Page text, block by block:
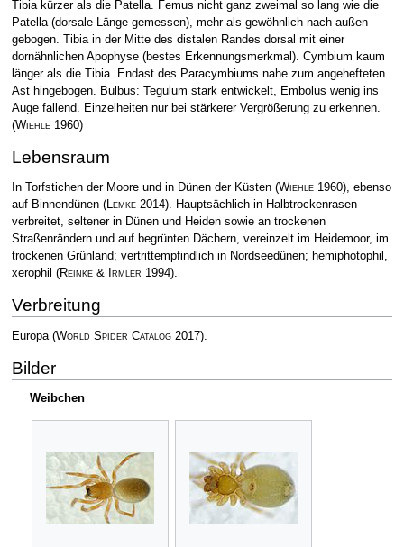
Tibia kürzer als die Patella. Femus nicht ganz zweimal so lang wie die
Patella (dorsale Länge gemessen), mehr als gewöhnlich nach außen
gebogen. Tibia in der Mitte des distalen Randes dorsal mit einer
dornähnlichen Apophyse (bestes Erkennungsmerkmal). Cymbium kaum
länger als die Tibia. End­ast des Paracymbiums nahe zum angehefteten
Ast hingebogen. Bulbus: Tegulum stark entwickelt, Embolus wenig ins
Auge fallend. Einzelheiten nur bei stärkerer Vergrößerung zu erkennen.
(Wiehle1960)
Lebensraum
In Torfstichen der Moore und in Dünen der Küsten (Wiehle1960), ebenso
auf Binnendünen (Lemke2014). Hauptsächlich in Halbtrockenrasen
verbreitet, seltener in Dünen und Heiden sowie an trockenen
Straßenrändern und auf begrünten Dächern, vereinzelt im Heidemoor, im
trockenen Grünland; vertrittempfindlich in Nordseedünen; hemiphotophil,
xerophil (Reinke & Irmler 1994).
Verbreitung
Europa (World Spider Catalog2017).
Bilder
Weibchen